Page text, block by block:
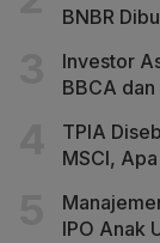
BNBR
Investor
BBCA
TPIA
MSCI,
IPO Anak